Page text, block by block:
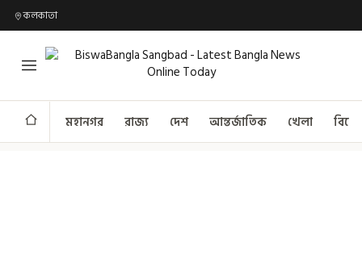
কলকাতা
মহানগর রাজ্য দেশ আন্তর্জাতিক খেলা